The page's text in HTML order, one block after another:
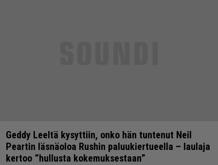
Geddy Leeltä kysyttiin, onko hän tuntenut Neil
Peartin läsnäoloa Rushin paluukiertueella – laulaja
kertoo ”hullusta kokemuksestaan”